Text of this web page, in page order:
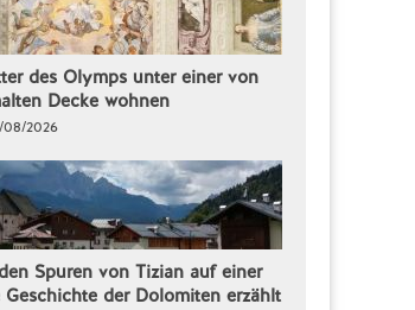
des Olymps unter einer von
Decke wohnen
08/2026
Spuren von Tizian auf einer
der Dolomiten erzählt